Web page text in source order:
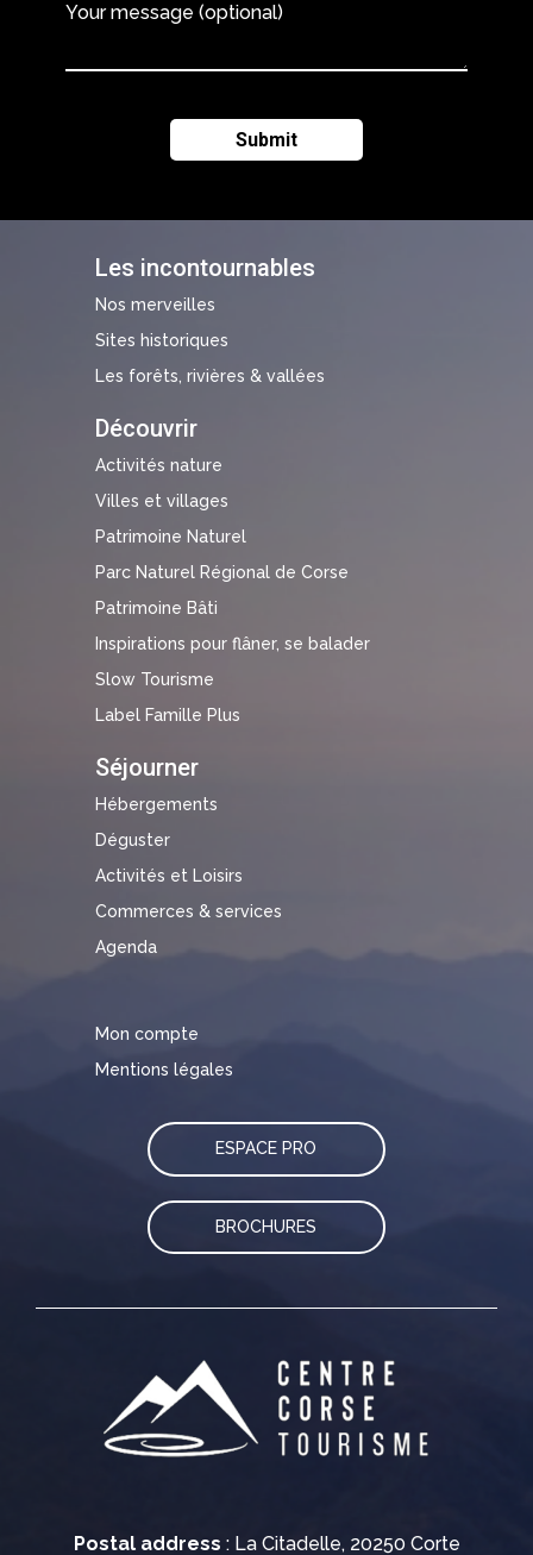
Postal address : La Citadelle, 20250 Corte
Les incontournables
Nos merveilles
Sites historiques
Les forêts, rivières & vallées
Découvrir
Activités nature
Villes et villages
Patrimoine Naturel
Parc Naturel Régional de Corse
Patrimoine Bâti
Inspirations pour flâner, se balader
Slow Tourisme
Label Famille Plus
Séjourner
Hébergements
Déguster
Activités et Loisirs
Commerces & services
Agenda
Mon compte
Mentions légales
ESPACE PRO
BROCHURES
Your message (optional)